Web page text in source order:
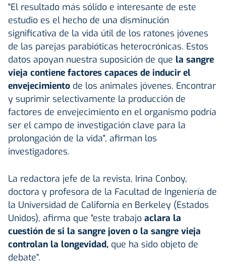
"El resultado más sólido e interesante de este
estudio es el hecho de una disminución
significativa de la vida útil de los ratones jóvenes
de las parejas parabióticas heterocrónicas. Estos
datos apoyan nuestra suposición de que la sangre
vieja contiene factores capaces de inducir el
envejecimiento de los animales jóvenes. Encontrar
y suprimir selectivamente la producción de
factores de envejecimiento en el organismo podría
ser el campo de investigación clave para la
prolongación de la vida", afirman los
investigadores.
La redactora jefe de la revista, Irina Conboy,
doctora y profesora de la Facultad de Ingeniería de
la Universidad de California en Berkeley (Estados
Unidos), afirma que "este trabajo aclara la
cuestión de si la sangre joven o la sangre vieja
controlan la longevidad, que ha sido objeto de
debate".